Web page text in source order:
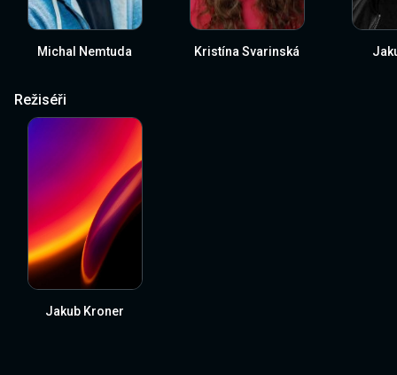
Michal Nemtuda Kristína Svarinská
Režiséři
Jakub Kroner